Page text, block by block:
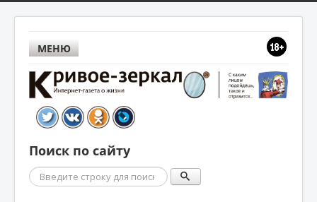
МЕНЮ
Поиск по сайту
Поиск